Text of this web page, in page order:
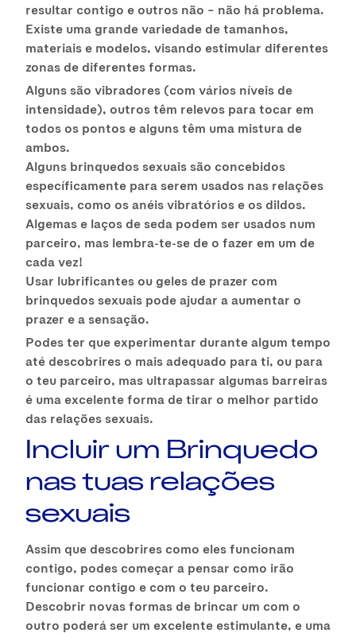
resultar contigo e outros não – não há problema.
Existe uma grande variedade de tamanhos,
materiais e modelos, visando estimular diferentes
zonas de diferentes formas.
Alguns são vibradores (com vários níveis de
intensidade), outros têm relevos para tocar em
todos os pontos e alguns têm uma mistura de
ambos.
Alguns brinquedos sexuais são concebidos
específicamente para serem usados nas relações
sexuais, como os anéis vibratórios e os dildos.
Algemas e laços de seda podem ser usados num
parceiro, mas lembra-te-se de o fazer em um de
cada vez!
Usar lubrificantes ou geles de prazer com
brinquedos sexuais pode ajudar a aumentar o
prazer e a sensação.
Podes ter que experimentar durante algum tempo
até descobrires o mais adequado para ti, ou para
o teu parceiro, mas ultrapassar algumas barreiras
é uma excelente forma de tirar o melhor partido
das relações sexuais.
Incluir um Brinquedo
nas tuas relações
sexuais
Assim que descobrires como eles funcionam
contigo, podes começar a pensar como irão
funcionar contigo e com o teu parceiro.
Descobrir novas formas de brincar um com o
outro poderá ser um excelente estimulante, e uma